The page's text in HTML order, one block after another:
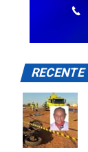
RECENTE